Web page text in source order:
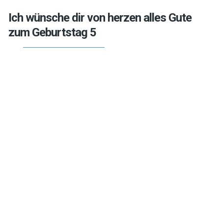
Ich wünsche dir von herzen alles Gute
zum Geburtstag 5